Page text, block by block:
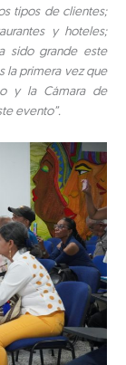
tipos de clientes;
y hoteles;
sido grande este
la primera vez que
y la Cámara de
evento”.